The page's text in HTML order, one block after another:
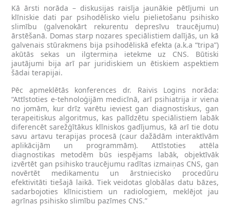
Kā ārsti norāda – diskusijas raisīja jaunākie pētījumi un
klīniskie dati par psihodēlisko vielu pielietošanu psihisko
slimību (galvenokārt rekurentu depresīvu traucējumu)
ārstēšanā. Domas starp nozares speciālistiem dalījās, un kā
galvenais stūrakmens bija psihodēliskā efekta (a.k.a “tripa”)
akūtās sekas un ilgtermiņa ietekme uz CNS. Būtiski
jautājumi bija arī par juridiskiem un ētiskiem aspektiem
šādai terapijai.
Pēc apmeklētās konferences dr. Raivis Logins norāda:
“Attīstoties e-tehnoloģijām medicīnā, arī psihiatrija ir viena
no jomām, kur drīz varētu ieviest gan diagnostiskus, gan
terapeitiskus algoritmus, kas palīdzētu speciālistiem labāk
diferencēt sarežģītākus klīniskos gadījumus, kā arī tie dotu
savu artavu terapijas procesā (caur dažādām interaktīvām
aplikācijām un programmām). Attīstoties attēla
diagnostikas metodēm būs iespējams labāk, objektīvāk
izvērtēt gan psihisko traucējumu radītas izmaiņas CNS, gan
novērtēt medikamentu un ārstniecisko procedūru
efektivitāti tiešajā laikā. Tiek veidotas globālas datu bāzes,
sadarbojoties klīnicistiem un radiologiem, meklējot jau
agrīnas psihisko slimību pazīmes CNS.”